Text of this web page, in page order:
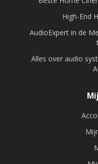
High-End
AudioExpert in de
Alles over audio